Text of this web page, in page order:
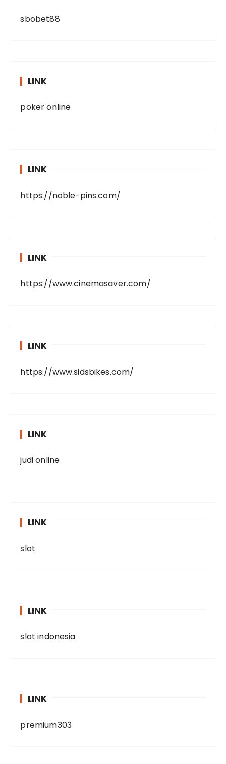
sbobet88
LINK
poker online
LINK
https://noble-pins.com/
LINK
https://www.cinemasaver.com/
LINK
https://www.sidsbikes.com/
LINK
judi online
LINK
slot
LINK
slot indonesia
LINK
premium303